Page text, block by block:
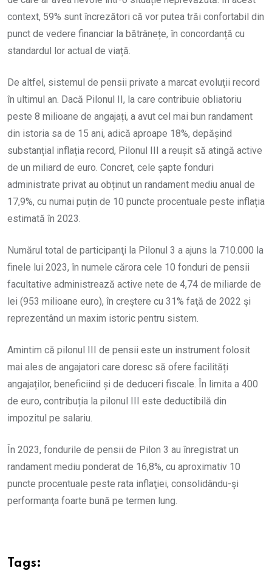
context, 59% sunt încrezători că vor putea trăi confortabil din
punct de vedere financiar la bătrânețe, în concordanță cu
standardul lor actual de viață.
De altfel, sistemul de pensii private a marcat evoluții record
în ultimul an. Dacă Pilonul II, la care contribuie obliatoriu
peste 8 milioane de angajați, a avut cel mai bun randament
din istoria sa de 15 ani, adică aproape 18%, depășind
substanțial inflația record, Pilonul III a reușit să atingă active
de un miliard de euro. Concret, cele șapte fonduri
administrate privat au obținut un randament mediu anual de
17,9%, cu numai puțin de 10 puncte procentuale peste inflația
estimată în 2023.
Numărul total de participanţi la Pilonul 3 a ajuns la 710.000 la
finele lui 2023, în numele cărora cele 10 fonduri de pensii
facultative administrează active nete de 4,74 de miliarde de
lei (953 milioane euro), în creştere cu 31% faţă de 2022 şi
reprezentând un maxim istoric pentru sistem.
Amintim că pilonul III de pensii este un instrument folosit
mai ales de angajatori care doresc să ofere facilități
angajaților, beneficiind și de deduceri fiscale. În limita a 400
de euro, contribuția la pilonul III este deductibilă din
impozitul pe salariu.
În 2023, fondurile de pensii de Pilon 3 au înregistrat un
randament mediu ponderat de 16,8%, cu aproximativ 10
puncte procentuale peste rata inflaţiei, consolidându-şi
performanţa foarte bună pe termen lung.
Tags: